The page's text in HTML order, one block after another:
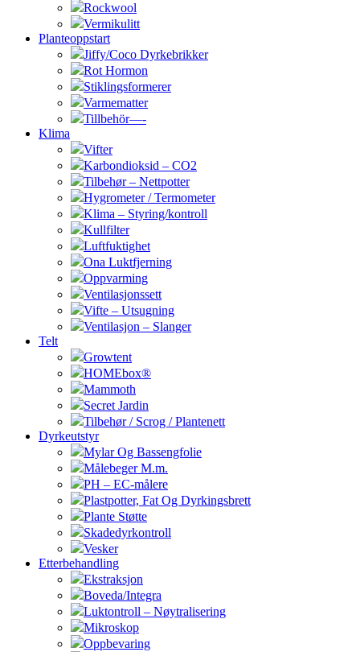
Rockwool
Vermikulitt
Planteoppstart
Jiffy/Coco Dyrkebrikker
Rot Hormon
Stiklingsformerer
Varmematter
Tillbehör—-
Klima
Vifter
Karbondioksid – CO2
Tilbehør – Nettpotter
Hygrometer / Termometer
Klima – Styring/kontroll
Kullfilter
Luftfuktighet
Ona Luktfjerning
Oppvarming
Ventilasjonssett
Vifte – Utsugning
Ventilasjon – Slanger
Telt
Growtent
HOMEbox®
Mammoth
Secret Jardin
Tilbehør / Scrog / Plantenett
Dyrkeutstyr
Mylar Og Bassengfolie
Målebeger M.m.
PH – EC-målere
Plastpotter, Fat Og Dyrkingsbrett
Plante Støtte
Skadedyrkontroll
Vesker
Etterbehandling
Ekstraksjon
Boveda/Integra
Luktontroll – Nøytralisering
Mikroskop
Oppbevaring